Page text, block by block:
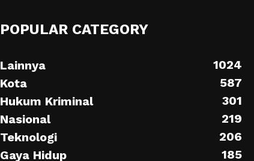
POPULAR CATEGORY
Lainnya
1024
Kota
587
Hukum Kriminal
301
Nasional
219
Teknologi
206
Gaya Hidup
185